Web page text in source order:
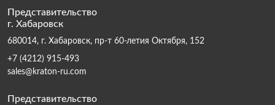
Представительство
г. Хабаровск
680014, г. Хабаровск, пр-т 60-летия Октября, 152
+7 (4212) 915-493
sales@kraton-ru.com
Представительство